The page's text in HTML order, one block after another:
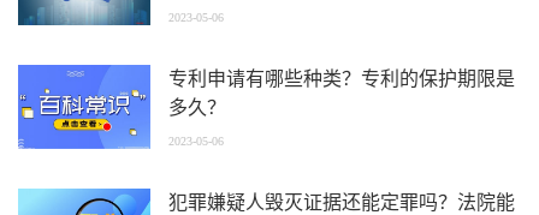
2023-05-06
专利申请有哪些种类？专利的保护期限是
多久？
2023-05-06
犯罪嫌疑人毁灭证据还能定罪吗？法院能